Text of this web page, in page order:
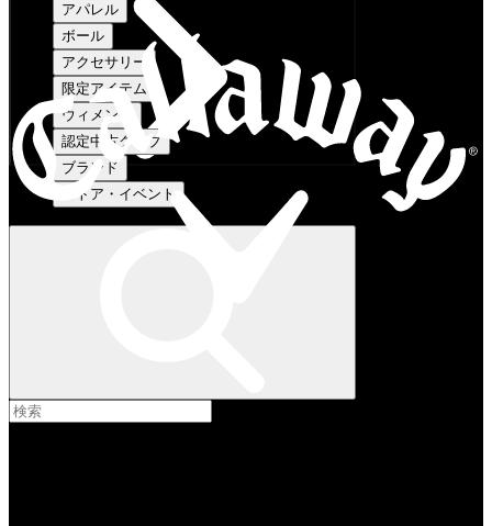
アパレル
ボール
アクセサリー
限定アイテム
ウィメンズ
認定中古クラブ
ブランド
ストア・イベント